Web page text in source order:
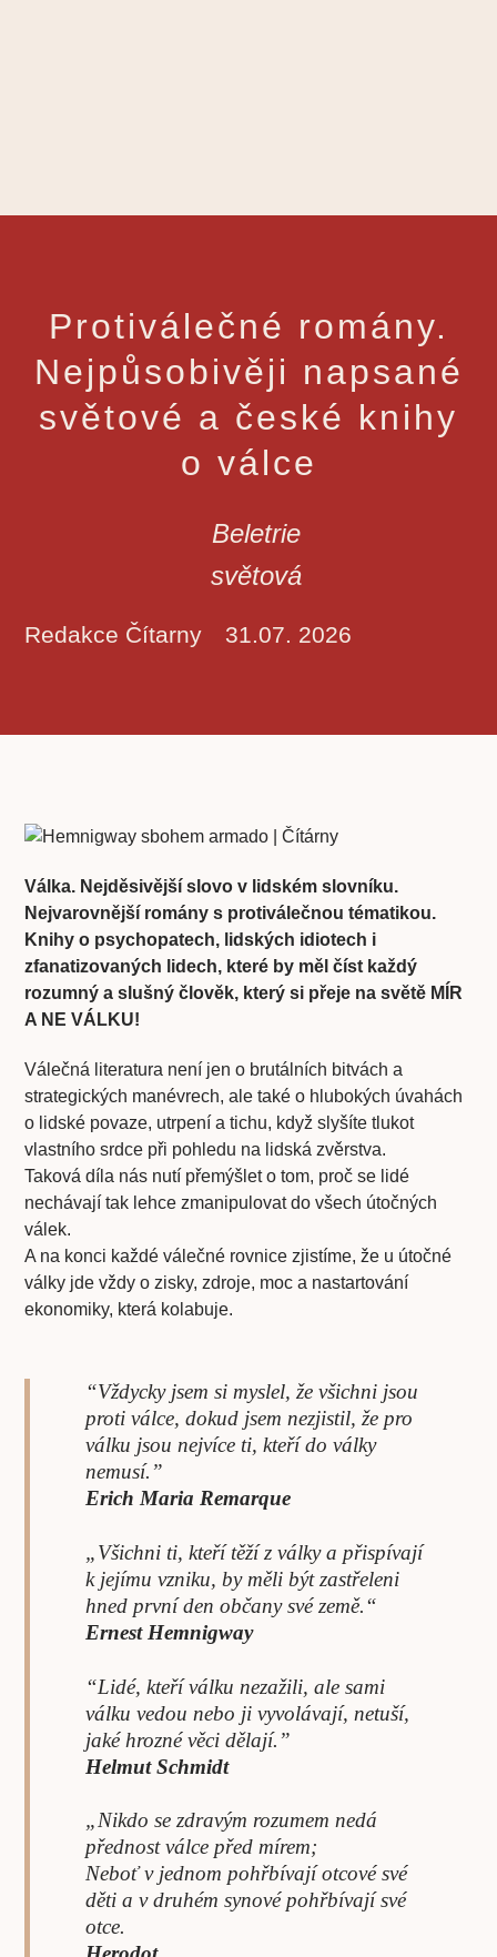
Protiválečné romány.
Nejpůsobivěji napsané
světové a české knihy
o válce
Beletrie
světová
Redakce Čítarny 31.07. 2026
Válka. Nejděsivější slovo v lidském slovníku.
Nejvarovnější romány s protiválečnou tématikou.
Knihy o psychopatech, lidských idiotech i
zfanatizovaných lidech, které by měl číst každý
rozumný a slušný člověk, který si přeje na světě MÍR
A NE VÁLKU!
Válečná literatura není jen o brutálních bitvách a
strategických manévrech, ale také o hlubokých úvahách
o lidské povaze, utrpení a tichu, když slyšíte tlukot
vlastního srdce při pohledu na lidská zvěrstva.
Taková díla nás nutí přemýšlet o tom, proč se lidé
nechávají tak lehce zmanipulovat do všech útočných
válek.
A na konci každé válečné rovnice zjistíme, že u útočné
války jde vždy o zisky, zdroje, moc a nastartování
ekonomiky, která kolabuje.
“Vždycky jsem si myslel, že všichni jsou
proti válce, dokud jsem nezjistil, že pro
válku jsou nejvíce ti, kteří do války
nemusí.”
Erich Maria Remarque
„Všichni ti, kteří těží z války a přispívají
k jejímu vzniku, by měli být zastřeleni
hned první den občany své země.“
Ernest Hemnigway
“Lidé, kteří válku nezažili, ale sami
válku vedou nebo ji vyvolávají, netuší,
jaké hrozné věci dělají.”
Helmut Schmidt
„Nikdo se zdravým rozumem nedá
přednost válce před mírem;
Neboť v jednom pohřbívají otcové své
děti a v druhém synové pohřbívají své
otce.